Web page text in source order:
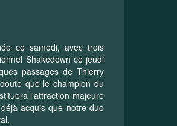
ce samedi, avec trois
Shakedown ce jeudi
passages de Thierry
que le champion du
l'attraction majeure
acquis que notre duo